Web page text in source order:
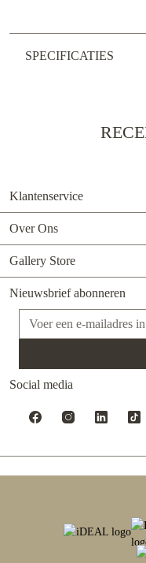
SPECIFICATIES
Klantenservice
Over Ons
Gallery Store
Nieuwsbrief abonneren
E-mailadres*
Social media